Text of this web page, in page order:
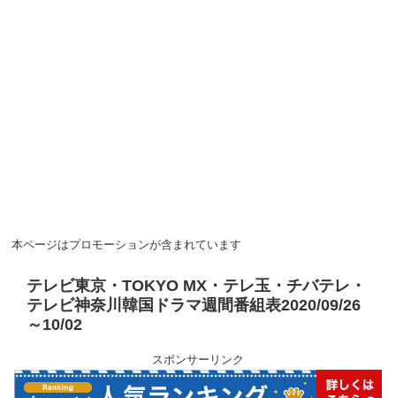
本ページはプロモーションが含まれています
テレビ東京・TOKYO MX・テレ玉・チバテレ・
テレビ神奈川韓国ドラマ週間番組表2020/09/26
～10/02
スポンサーリンク